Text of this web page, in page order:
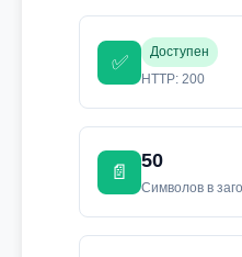
✅
Доступен
HTTP: 200
📄
50
Символов в